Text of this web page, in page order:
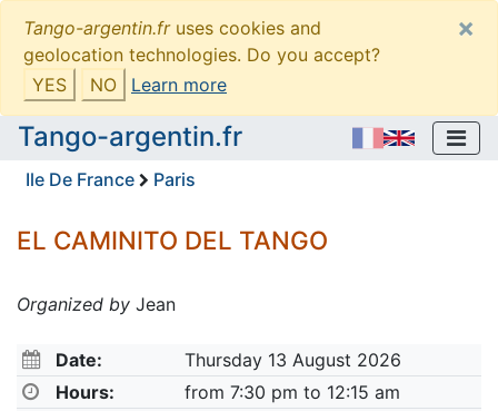
Tango-argentin.fruses cookies and
geolocation technologies. Do you accept?
YES
NO Learn more
×
Tango-argentin.fr
Ile De France Paris
EL CAMINITO DEL TANGO
Organized by Jean
Date:
Thursday 13 August 2026
Hours:
from 7:30 pm to 12:15 am